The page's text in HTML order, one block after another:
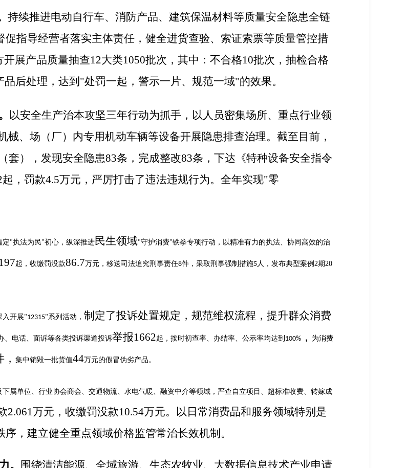
持续推进电动自行车、消防产品、建筑保温材料等质量安全隐患全链
指导经营者落实主体责任，健全进货查验、索证索票等质量管控措
展产品质量抽查12大类1050批次， 其中：不合格10批次， 抽检合格
后处理，达到"处罚一起，警示一片、规范一域"的效果。
以安全生产治本攻坚三年行动为抓手，以人员密集场所、重点行业领
、场（厂）内专用机动车辆等设备开展隐患排查治理。 截至目前，
套），发现安全隐患83条， 完成整改83条， 下达《特种设备安全指令
起，罚款4.5万元 ，严厉打击了违法违规行为。 全年实现"零
定"执法为民"初心，纵深推进民生领域"守护消费"铁拳专项行动，以精准有力的执法、协同高效的治
197起， 收缴罚没款86.7万元， 移送司法追究刑事责任8件 ， 采取刑事强制措施5人，发布典型案例 2期20
入开展"12315"系列活动， 制定了投诉处置规定，规范维权流程，提升群众消费
、电话、面诉等各类投诉渠道投诉举报1662起，按时初查率、办结率、公示率均达到 100% ， 为消费
， 集中销毁一批货值44万元的假冒伪劣产品。
下属单位、行业协会商会、交通物流、水电气暖、融资中介等领域，严查自立项目、超标准收费、转嫁成
2.061万元，收缴罚没款10.54万元。
以日常消费品和服务领域特别是
，建立健全重点领域价格监管常治长效机制。
。 围绕清洁能源、全域旅游、生态农牧业、大数据信息技术产业申请